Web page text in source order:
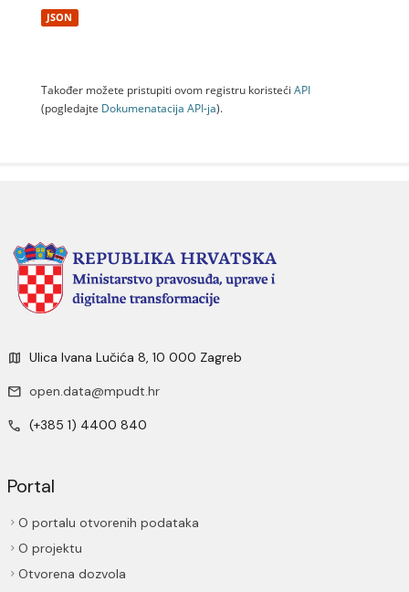
JSON
Također možete pristupiti ovom registru koristeći API
(pogledajte Dokumenаtаcijа API-jа).